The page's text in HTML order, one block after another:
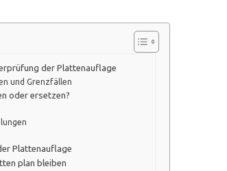
der Plattenauflage
und Grenzfällen
oder ersetzen?
Plattenauflage
plan bleiben